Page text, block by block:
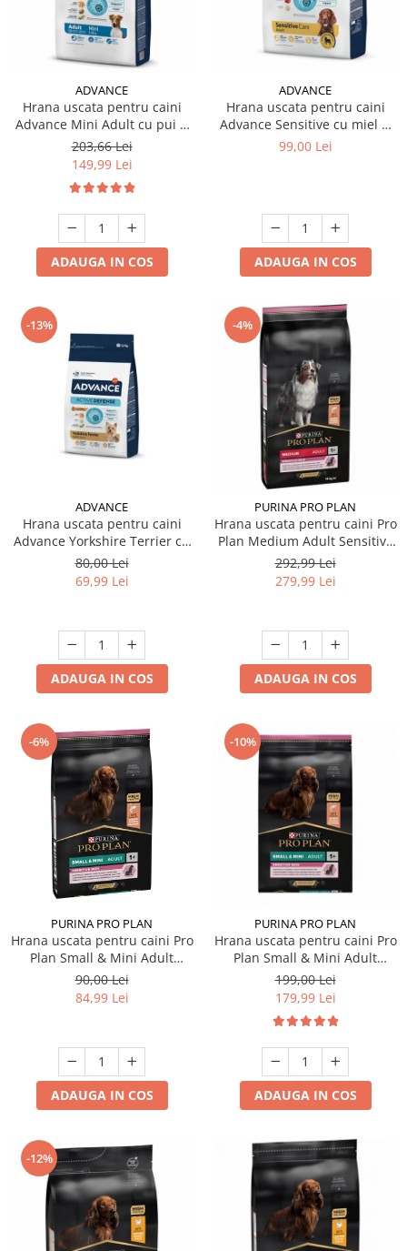
Hrana uscata
Hrana uscata caini
Caine Junior
Caine Adult
Caine Senior
Oferta 2 saci
Igiena caini
Cosmetica & produse de igiena
Covorase & Scutece
Solutii auriculare
Solutii curatare
Solutii dentare
Solutii oftalmice
Oferte
Recompense caini
Hrana umeda
Hrana uscata
Hrana umeda pisici
Pisica Adult
Pisica Junior
Pisica Senior
Pisica Sterilizata
Ingrijire pisici
Asternut igienic
Igiena pisici
Sampoane pisici
Oferte
Recompense pisici
ADVANCE
Hrana uscata pentru caini
Advance Mini Adult cu pui &
orez 7 kg
203,66 Lei
149,99 Lei
ADAUGA IN COS
ADVANCE
Hrana uscata pentru caini
Advance Sensitive cu miel &
orez 3 kg
99,00 Lei
ADAUGA IN COS
-13%
ADVANCE
Hrana uscata pentru caini
Advance Yorkshire Terrier cu
pui 1,5 kg
80,00 Lei
69,99 Lei
ADAUGA IN COS
-4%
PURINA PRO PLAN
Hrana uscata pentru caini Pro
Plan Medium Adult Sensitive
Skin cu somon 14 kg
292,99 Lei
279,99 Lei
ADAUGA IN COS
-6%
PURINA PRO PLAN
Hrana uscata pentru caini Pro
Plan Small & Mini Adult
Sensitive Skin cu somon 3 kg
90,00 Lei
84,99 Lei
ADAUGA IN COS
-10%
PURINA PRO PLAN
Hrana uscata pentru caini Pro
Plan Small & Mini Adult
Sensitive Skin cu somon 7 kg
199,00 Lei
179,99 Lei
ADAUGA IN COS
-12%